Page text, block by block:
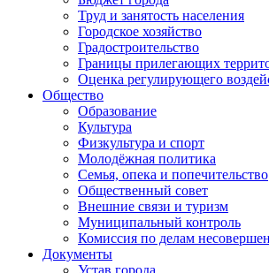
Труд и занятость населения
Городское хозяйство
Градостроительство
Границы прилегающих
Оценка регулирующего
Общество
Образование
Культура
Физкультура и спорт
Молодёжная политика
Семья, опека и попечительство
Общественный совет
Внешние связи и туризм
Муниципальный контроль
Комиссия по делам
Документы
Устав города